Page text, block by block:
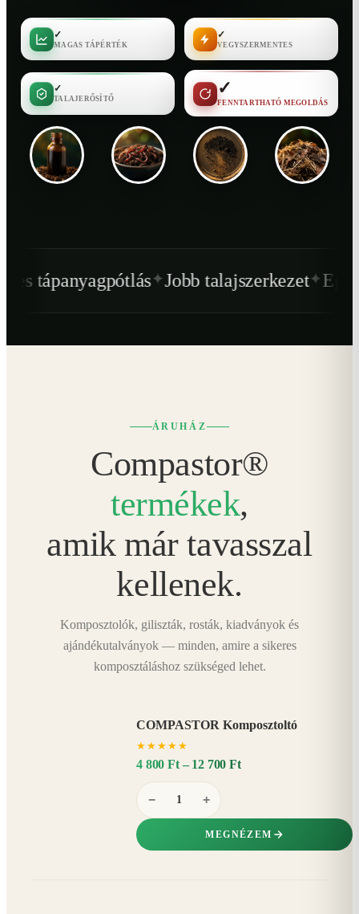
✓
MAGAS TÁPÉRTÉK
✓
VEGYSZERMENTES
✓
TALAJERŐSÍTŐ
✓
FENNTARTHATÓ MEGOLDÁS
✦Jobb talajszerkezet✦Egészségesebb
ÁRUHÁZ
Compastor®
termékek,
amik már tavasszal
kellenek.
Komposztolók, giliszták, rosták, kiadványok és
ajándékutalványok — minden, amire a sikeres
komposztáláshoz szükséged lehet.
COMPASTOR Komposztoltó
★ ★ ★ ★ ★
4 800 Ft – 12 700 Ft
− +
MEGNÉZEM